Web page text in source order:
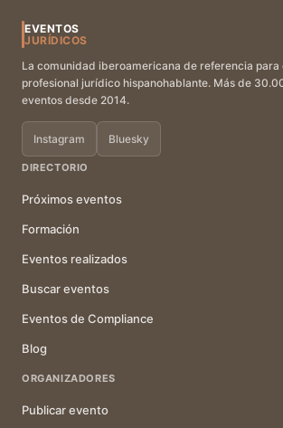
EVENTOS
JURÍDICOS
La comunidad iberoamericana de referencia para
profesional jurídico hispanohablante. Más de
eventos desde 2014.
Instagram Bluesky
DIRECTORIO
Próximos eventos
Formación
Eventos realizados
Buscar eventos
Eventos de Compliance
Blog
ORGANIZADORES
Publicar evento